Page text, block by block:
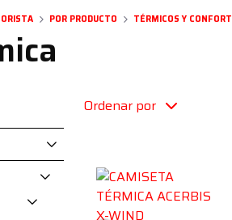
POR PRODUCTO TÉRMICOS Y CONFORT
Ordenar por